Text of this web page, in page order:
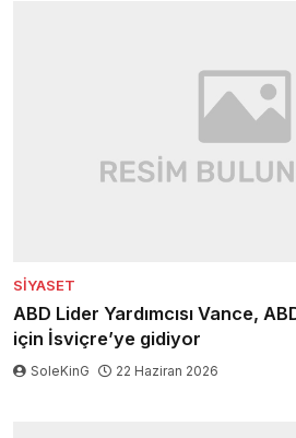
SIYASET
ABD Lider Yardımcısı Vance,
için İsviçre’ye gidiyor
SoleKinG 22 Haziran 2026